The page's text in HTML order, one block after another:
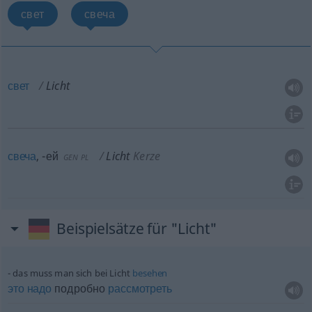
свет свеча
свет Licht
свеча, -ей GEN PL Licht Kerze
Beispielsätze für "Licht"
das muss man sich bei Licht besehen
это надо подробно рассмотреть